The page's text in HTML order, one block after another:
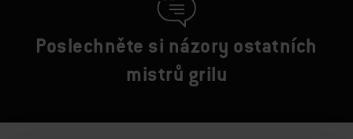
Poslechněte si názory ostatních
mistrů grilu